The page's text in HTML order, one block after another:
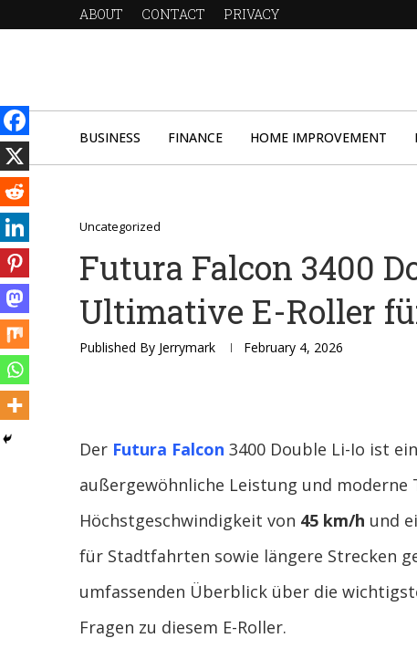
ABOUT CONTACT PRIVACY
BUSINESS FINANCE HOME IMPROVEMENT
Uncategorized
Futura Falcon 3400
Ultimative E-Roller
Published By Jerrymark February 4, 2026
Der Futura Falcon 3400 Double Li-Io ist
außergewöhnliche Leistung und
Höchstgeschwindigkeit von 45 km/h und
für Stadtfahrten sowie längere Strecken
umfassenden Überblick über die
Fragen zu diesem E-Roller.